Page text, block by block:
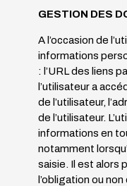
GESTION DES
A l’occasion de
informations
: l’URL des liens
l’utilisateur a
de l’utilisateur,
de l’utilisateur.
informations en
notamment
saisie. Il est alors
l’obligation ou